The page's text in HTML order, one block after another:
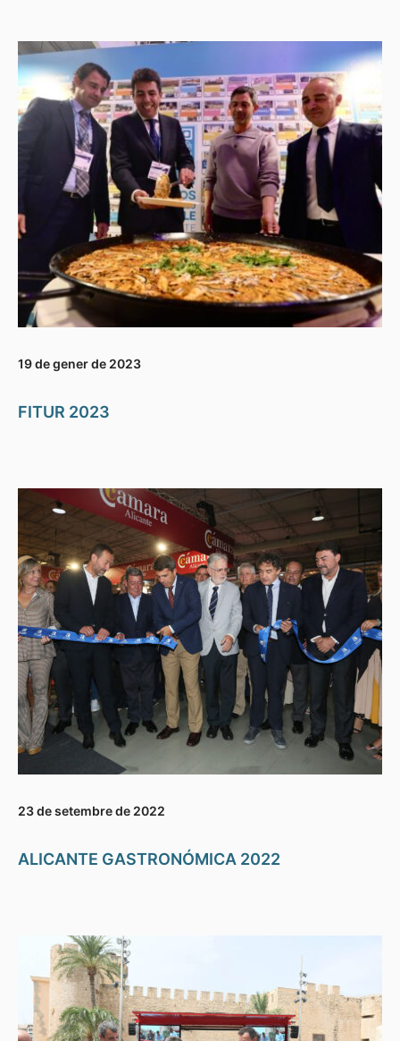
19 de gener de 2023
FITUR 2023
23 de setembre de 2022
ALICANTE GASTRONÓMICA 2022